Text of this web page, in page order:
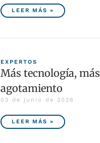
LEER MÁS »
EXPERTOS
Más tecnología, más
agotamiento
02 de junio de 2026
LEER MÁS »